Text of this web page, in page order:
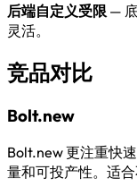
后端自定义受限 —
灵活。
竞品对比
Bolt.new
Bolt.new 更注重快
量和可投产性。适合